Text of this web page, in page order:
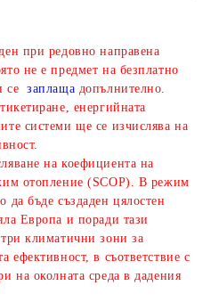
при редовно направена
не е предмет на безплатно
се заплаща допълнително.
енергийната
системи ще се изчислява на
на коефициента на
отопление (SCOP). В режим
бъде създаден цялостен
Европа и поради тази
климатични зони за
ефективност, в съответствие с
на околната среда в дадения